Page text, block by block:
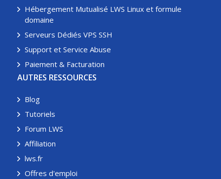
Hébergement Mutualisé LWS Linux et formule
domaine
Serveurs Dédiés VPS SSH
Support et Service Abuse
Paiement & Facturation
AUTRES RESSOURCES
Blog
Tutoriels
Forum LWS
Affiliation
lws.fr
Offres d'emploi